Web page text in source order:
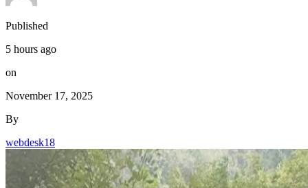
Published
5 hours ago
on
November 17, 2025
By
webdesk18